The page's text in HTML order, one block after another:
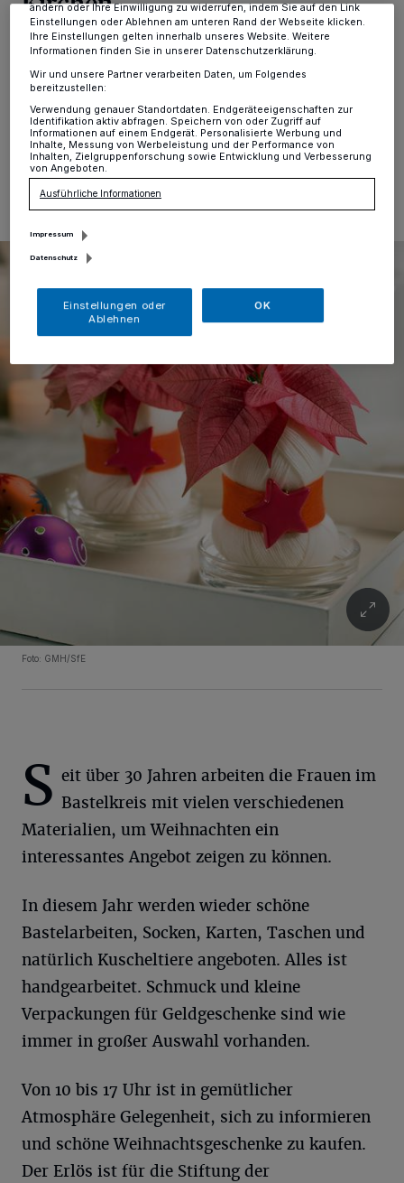
Hochdahl·Am 24. November findet im Haus der
Kirchen ein Weihnachtsbasar des Bastelkreises der
Evangelischen Kirchengemeinde Hochdahl statt.
16.11.2022 , 12:16 Uhr Eine Minute Lesezeit
Foto: GMH/SfE
S eit über 30 Jahren arbeiten die Frauen im
Bastelkreis mit vielen verschiedenen
Materialien, um Weihnachten ein
interessantes Angebot zeigen zu können.
In diesem Jahr werden wieder schöne
Bastelarbeiten, Socken, Karten, Taschen und
natürlich Kuscheltiere angeboten. Alles ist
handgearbeitet. Schmuck und kleine
Verpackungen für Geldgeschenke sind wie
immer in großer Auswahl vorhanden.
Von 10 bis 17 Uhr ist in gemütlicher
Atmosphäre Gelegenheit, sich zu informieren
und schöne Weihnachtsgeschenke zu kaufen.
Der Erlös ist für die Stiftung der
ändern oder Ihre Einwilligung zu widerrufen, indem Sie auf den Link
Einstellungen oder Ablehnen am unteren Rand der Webseite klicken.
Ihre Einstellungen gelten innerhalb unseres Website. Weitere
Informationen finden Sie in unserer Datenschutzerklärung.
Wir und unsere Partner verarbeiten Daten, um Folgendes
bereitzustellen:
Verwendung genauer Standortdaten. Endgeräteeigenschaften zur
Identifikation aktiv abfragen. Speichern von oder Zugriff auf
Informationen auf einem Endgerät. Personalisierte Werbung und
Inhalte, Messung von Werbeleistung und der Performance von
Inhalten, Zielgruppenforschung sowie Entwicklung und Verbesserung
von Angeboten.
Ausführliche Informationen
Impressum
Datenschutz
Einstellungen oder
Ablehnen
OK